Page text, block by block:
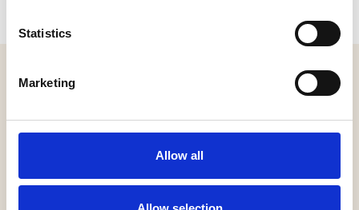
Statistics
Marketing
Allow all